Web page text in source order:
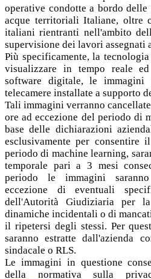
operative condotte a bordo
acque territoriali Italiane, oltre
italiani rientranti nell'ambito
supervisione dei lavori assegnati
Più specificamente, la
visualizzare in tempo reale
software digitale, le immagini
telecamere installate a supporto
Tali immagini verranno
ore ad eccezione del periodo di
base delle dichiarazioni
esclusivamente per consentire
periodo di machine learning,
temporale pari a 3 mesi
periodo le immagini
eccezione di eventuali
dell'Autorità Giudiziaria per
dinamiche incidentali o di
il ripetersi degli stessi. Per
saranno estratte dall'azienda
sindacale o RLS.
Le immagini in questione
della normativa sulla